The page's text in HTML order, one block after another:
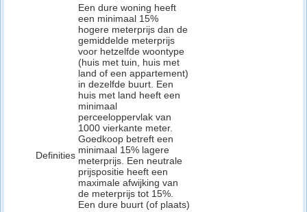
Definities
Een dure woning heeft
een minimaal 15%
hogere meterprijs dan de
gemiddelde meterprijs
voor hetzelfde woontype
(huis met tuin, huis met
land of een appartement)
in dezelfde buurt. Een
huis met land heeft een
minimaal
perceeloppervlak van
1000 vierkante meter.
Goedkoop betreft een
minimaal 15% lagere
meterprijs. Een neutrale
prijspositie heeft een
maximale afwijking van
de meterprijs tot 15%.
Een dure buurt (of plaats)